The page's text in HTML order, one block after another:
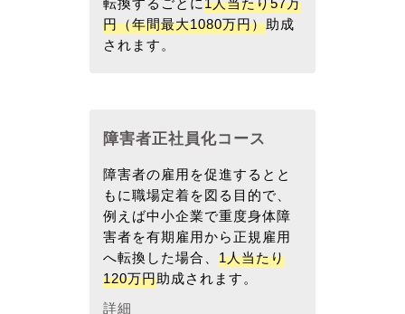
転換するごとに1人当たり57万
円（年間最大1080万円）助成
されます。
障害者正社員化コース
障害者の雇用を促進するとと
もに職場定着を図る目的で、
例えば中小企業で重度身体障
害者を有期雇用から正規雇用
へ転換した場合、 1人当たり
120万円助成されます。
詳細